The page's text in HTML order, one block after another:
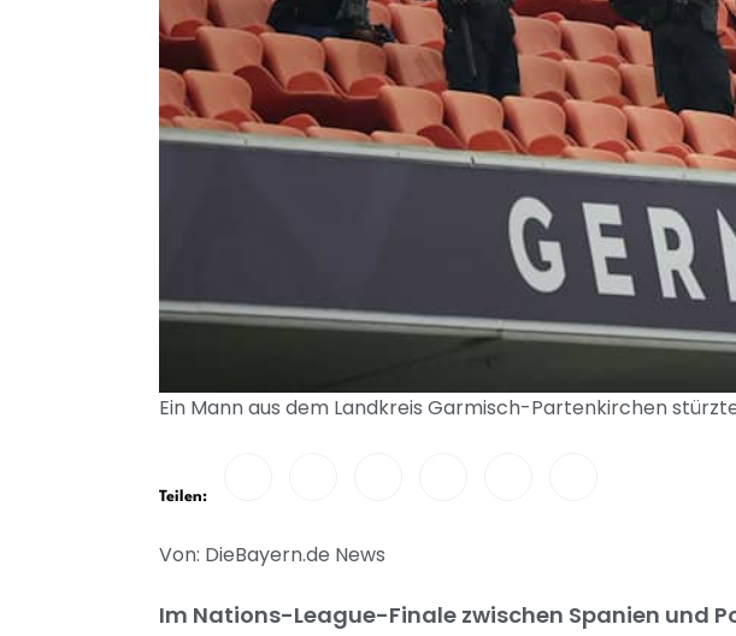
Ein Mann aus dem Landkreis Garmisch-Partenkirchen
Teilen:
Von: DieBayern.de News
Im Nations-League-Finale zwischen Spanien und